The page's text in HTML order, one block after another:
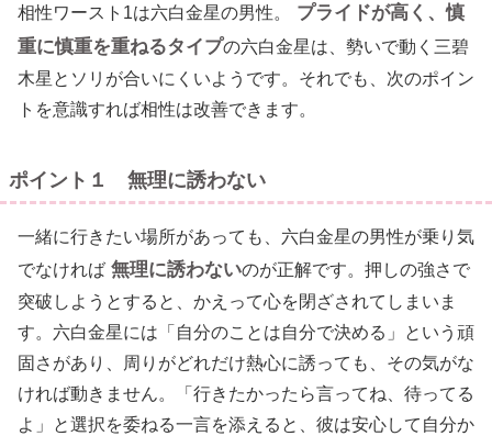
相性ワースト1は六白金星の男性。
プライドが高く、慎
重に慎重を重ねるタイプの六白金星は、勢いで動く三碧
木星とソリが合いにくいようです。それでも、次のポイン
トを意識すれば相性は改善できます。
ポイント１ 無理に誘わない
一緒に行きたい場所があっても、六白金星の男性が乗り気
でなければ 無理に誘わないのが正解です。押しの強さで
突破しようとすると、かえって心を閉ざされてしまいま
す。六白金星には「自分のことは自分で決める」という頑
固さがあり、周りがどれだけ熱心に誘っても、その気がな
ければ動きません。「行きたかったら言ってね、待ってる
よ」と選択を委ねる一言を添えると、彼は安心して自分か